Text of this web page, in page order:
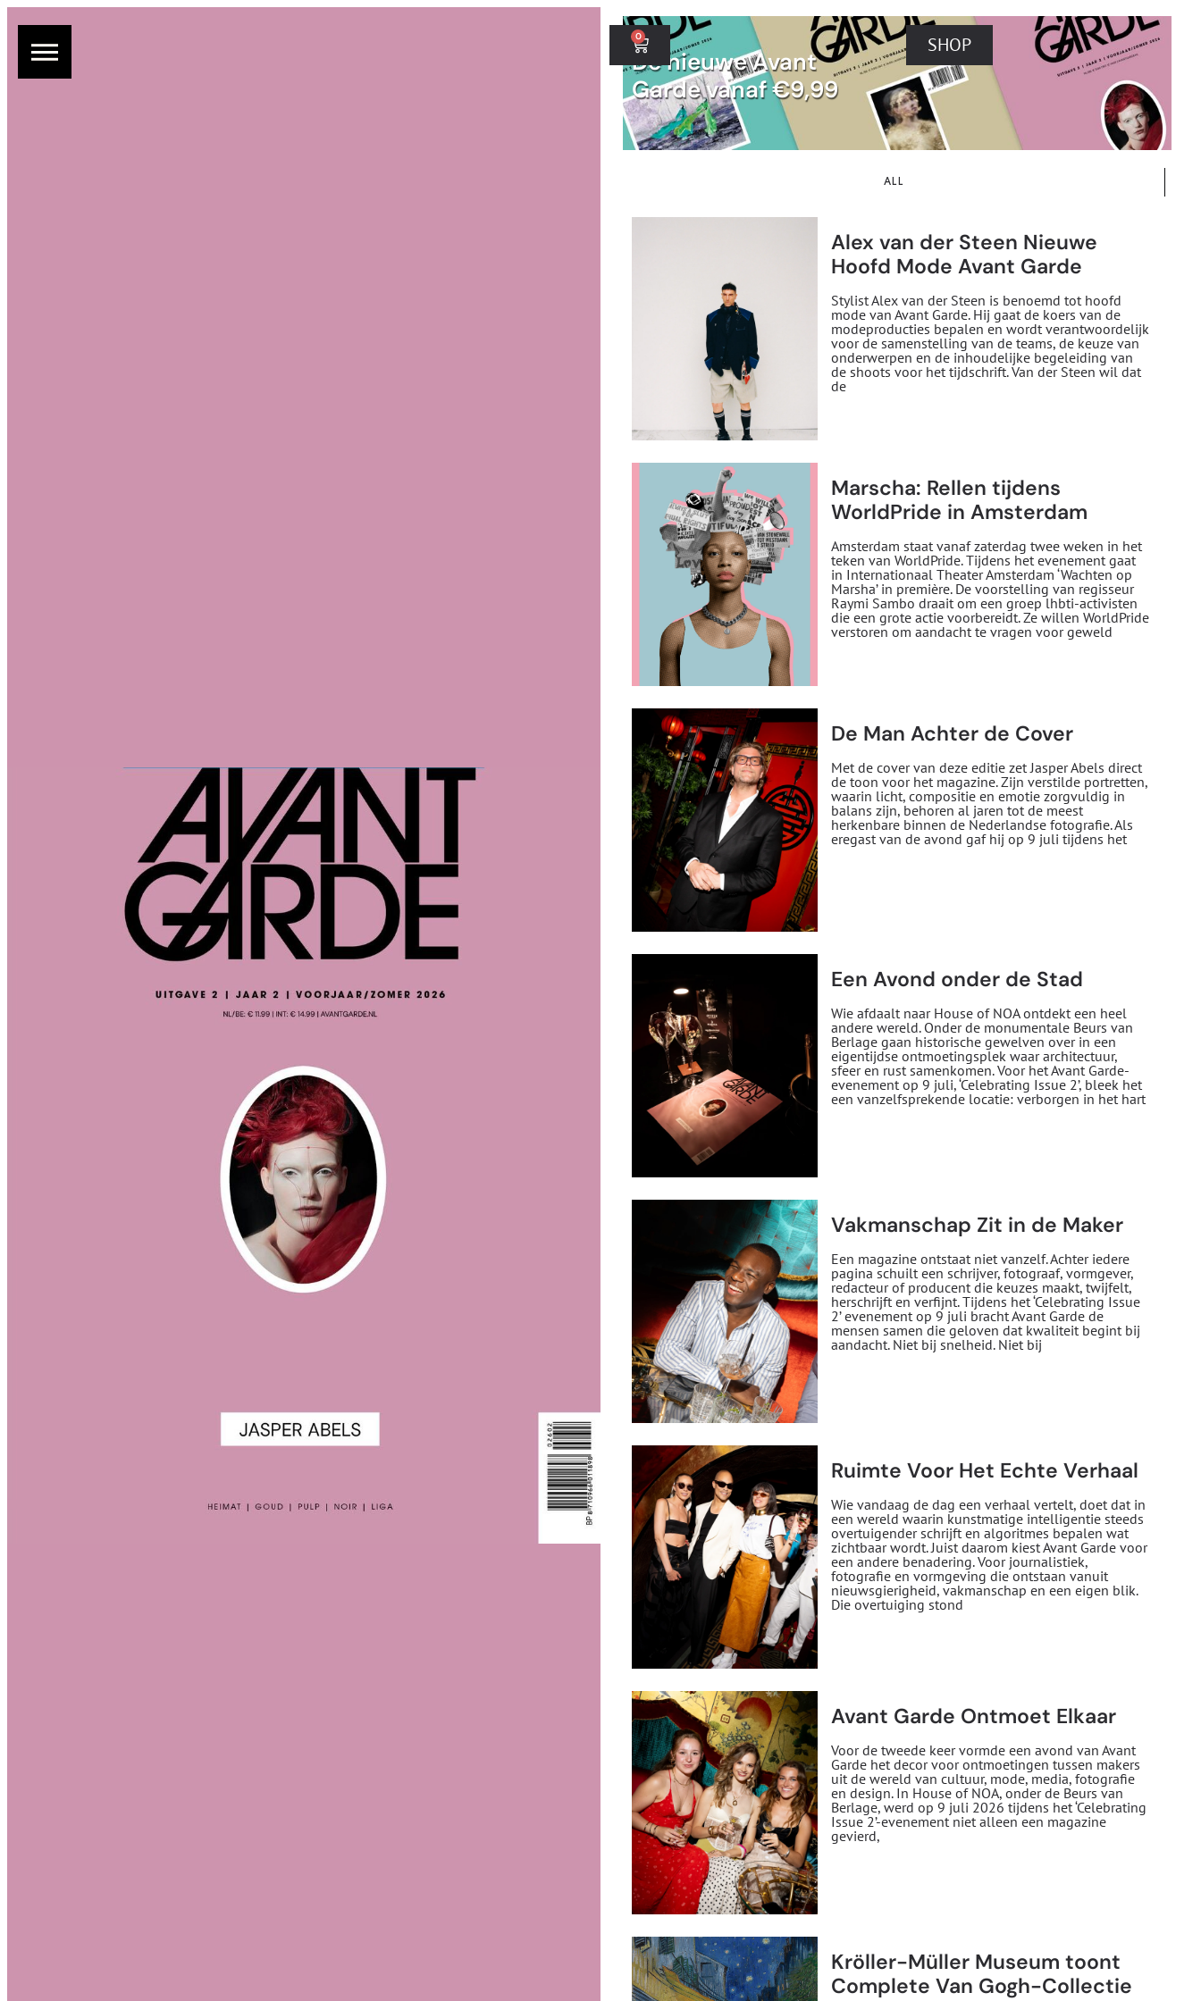
0
De nieuwe Avant
Garde vanaf €9,99
SHOP
ALL
Alex van der Steen Nieuwe
Hoofd Mode Avant Garde
Stylist Alex van der Steen is benoemd tot hoofd
mode van Avant Garde. Hij gaat de koers van de
modeproducties bepalen en wordt verantwoordelijk
voor de samenstelling van de teams, de keuze van
onderwerpen en de inhoudelijke begeleiding van
de shoots voor het tijdschrift. Van der Steen wil dat
de
Marscha: Rellen tijdens
WorldPride in Amsterdam
Amsterdam staat vanaf zaterdag twee weken in het
teken van WorldPride. Tijdens het evenement gaat
in Internationaal Theater Amsterdam ‘Wachten op
Marsha’ in première. De voorstelling van regisseur
Raymi Sambo draait om een groep lhbti-activisten
die een grote actie voorbereidt. Ze willen WorldPride
verstoren om aandacht te vragen voor geweld
De Man Achter de Cover
Met de cover van deze editie zet Jasper Abels direct
de toon voor het magazine. Zijn verstilde portretten,
waarin licht, compositie en emotie zorgvuldig in
balans zijn, behoren al jaren tot de meest
herkenbare binnen de Nederlandse fotografie. Als
eregast van de avond gaf hij op 9 juli tijdens het
Een Avond onder de Stad
Wie afdaalt naar House of NOA ontdekt een heel
andere wereld. Onder de monumentale Beurs van
Berlage gaan historische gewelven over in een
eigentijdse ontmoetingsplek waar architectuur,
sfeer en rust samenkomen. Voor het Avant Garde-
evenement op 9 juli, ‘Celebrating Issue 2’, bleek het
een vanzelfsprekende locatie: verborgen in het hart
Vakmanschap Zit in de Maker
Een magazine ontstaat niet vanzelf. Achter iedere
pagina schuilt een schrijver, fotograaf, vormgever,
redacteur of producent die keuzes maakt, twijfelt,
herschrijft en verfijnt. Tijdens het ‘Celebrating Issue
2’ evenement op 9 juli bracht Avant Garde de
mensen samen die geloven dat kwaliteit begint bij
aandacht. Niet bij snelheid. Niet bij
Ruimte Voor Het Echte Verhaal
Wie vandaag de dag een verhaal vertelt, doet dat in
een wereld waarin kunstmatige intelligentie steeds
overtuigender schrijft en algoritmes bepalen wat
zichtbaar wordt. Juist daarom kiest Avant Garde voor
een andere benadering. Voor journalistiek,
fotografie en vormgeving die ontstaan vanuit
nieuwsgierigheid, vakmanschap en een eigen blik.
Die overtuiging stond
Avant Garde Ontmoet Elkaar
Voor de tweede keer vormde een avond van Avant
Garde het decor voor ontmoetingen tussen makers
uit de wereld van cultuur, mode, media, fotografie
en design. In House of NOA, onder de Beurs van
Berlage, werd op 9 juli 2026 tijdens het ‘Celebrating
Issue 2’-evenement niet alleen een magazine
gevierd,
Kröller-Müller Museum toont
Complete Van Gogh-Collectie